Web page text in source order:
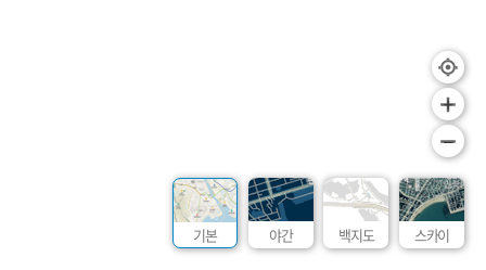
기본 야간 백지도 스카이
+
–